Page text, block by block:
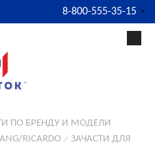
8-800-555-35-15
ПО БРЕНДУ И МОДЕЛИ
RICARDO
ЗАЧАСТИ ДЛЯ